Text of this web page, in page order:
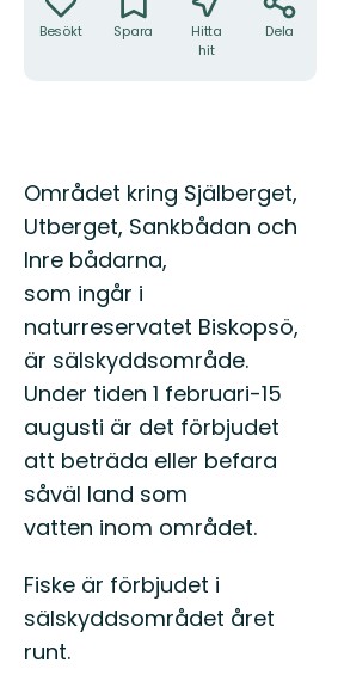
Besökt Spara
Hitta
hit
Dela
Beskrivning
Området kring Själberget,
Utberget, Sankbådan och
Inre bådarna,
som ingår i
naturreservatet Biskopsö,
är sälskyddsområde.
Under tiden 1 februari-15
augusti är det förbjudet
att beträda eller befara
såväl land som
vatten inom området.
Fiske är förbjudet i
sälskyddsområdet året
runt.